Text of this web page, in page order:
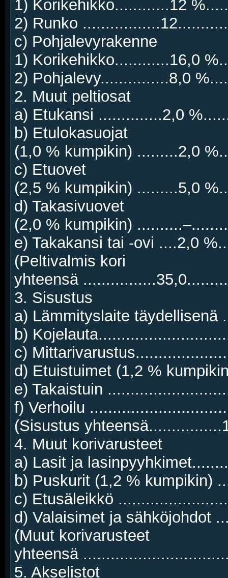
1) Korikehikko............12
2) Runko
c) Pohjalevyrakenne
1) Korikehikko............16,0
2) Pohjalevy...............8,0
2. Muut peltiosat
a) Etukansi ..............2,0
b) Etulokasuojat
(1,0 % kumpikin) .........2,0
c) Etuovet
(2,5 % kumpikin) .........5,0
d) Takasivuovet
(2,0 % kumpikin)
e) Takakansi tai -ovi ....2,0
(Peltivalmis kori
yhteensä
3. Sisustus
a) Lämmityslaite täydellisenä
b)
c)
d) Etuistuimet (1,2 %
e) Takaistuin
f) Verhoilu
(Sisustus
4. Muut korivarusteet
a) Lasit ja
b) Puskurit (1,2 % kumpikin)
c) Etusäleikkö
d) Valaisimet ja sähköjohdot
(Muut korivarusteet
yhteensä
5. Akselistot